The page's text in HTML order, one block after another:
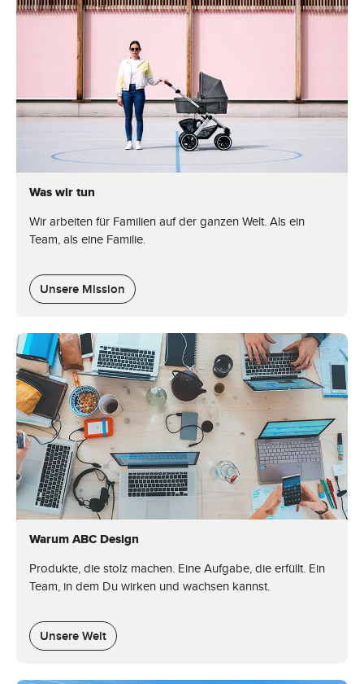
Was wir tun
Wir arbeiten für Familien auf der ganzen Welt. Als ein
Team, als eine Familie.
Unsere Mission
Warum ABC Design
Produkte, die stolz machen. Eine Aufgabe, die erfüllt. Ein
Team, in dem Du wirken und wachsen kannst.
Unsere Welt